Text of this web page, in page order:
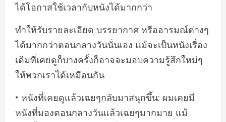
ได้โอกาสใช้เวลากับหนังได้มากกว่า
ทำให้รับรายละเอียด บรรยากาศ หรืออารมณ์ต่างๆ
ได้มากกว่าตอนกลางวันนั่นเอง แม้จะเป็นหนังเรื่อง
เดิมที่เคยดูก็บางครั้งก็อาจจะมอบความรู้สึกใหม่ๆ
ให้พวกเราได้เหมือนกัน
• หนังที่เคยดูแล้วเฉยๆกลับมาสนุกขึ้น: ผมเคยมี
หนังที่มองตอนกลางวันแล้วเฉยๆมากมาย แม้